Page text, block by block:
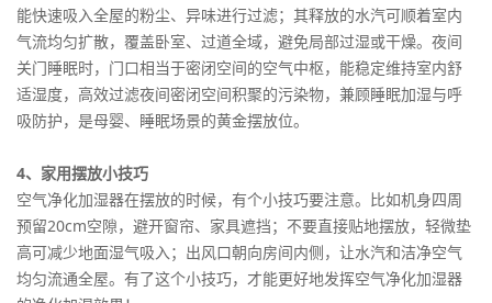
能快速吸入全屋的粉尘、异味进行过滤；其释放的水汽可顺着室内
气流均匀扩散，覆盖卧室、过道全域，避免局部过湿或干燥。夜间
关门睡眠时，门口相当于密闭空间的空气中枢，能稳定维持室内舒
适湿度，高效过滤夜间密闭空间积聚的污染物，兼顾睡眠加湿与呼
吸防护，是母婴、睡眠场景的黄金摆放位。
4、家用摆放小技巧
空气净化加湿器在摆放的时候，有个小技巧要注意。比如机身四周
预留20cm空隙，避开窗帘、家具遮挡；不要直接贴地摆放，轻微垫
高可减少地面湿气吸入；出风口朝向房间内侧，让水汽和洁净空气
均匀流通全屋。有了这个小技巧，才能更好地发挥空气净化加湿器